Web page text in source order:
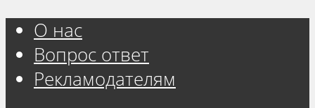
О нас
Вопрос ответ
Рекламодателям